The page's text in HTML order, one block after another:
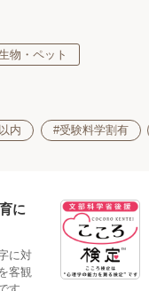
物・ペット
内 #受験料学割有
に
に対
客観